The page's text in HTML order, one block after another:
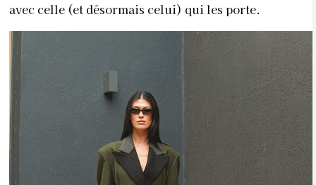
avec celle (et désormais celui) qui les porte.